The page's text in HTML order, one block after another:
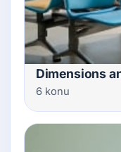
Dimensions
6 konu